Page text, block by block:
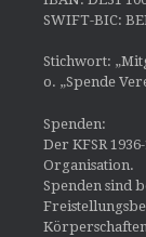
SWIFT-BIC:
Stichwort:
o. „Spende
Spenden:
Der KFSR
Organisation.
Spenden sind